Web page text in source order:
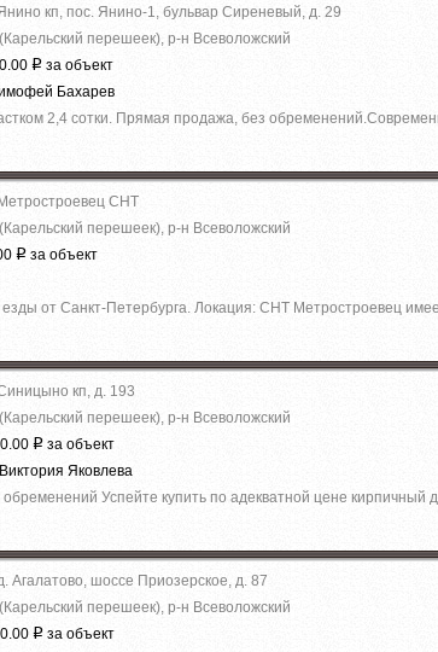
кп, пос. Янино-1, бульвар Сиреневый, д. 29
перешеек), р-н Всеволожский
Р за объект
Бахарев
2,4 сотки. Прямая продажа, без
Метростроевец СНТ
перешеек), р-н Всеволожский
Р за объект
от Санкт-Петербурга. Локация: СНТ Метростроевец
кп, д. 193
перешеек), р-н Всеволожский
Р за объект
Яковлева
Успeйте купить по aдеквaтнoй цeнe киpпичный
Агалатово, шоссе Приозерское, д. 87
перешеек), р-н Всеволожский
Р за объект